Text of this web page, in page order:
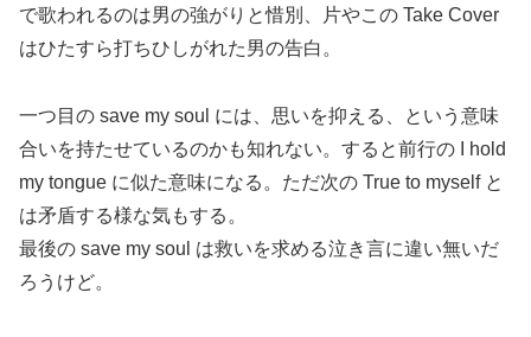
で歌われるのは男の強がりと惜別、片やこの Take Cover
はひたすら打ちひしがれた男の告白。
一つ目の save my soul には、思いを抑える、という意味
合いを持たせているのかも知れない。すると前行の I hold
my tongue に似た意味になる。ただ次の True to myself と
は矛盾する様な気もする。
最後の save my soul は救いを求める泣き言に違い無いだ
ろうけど。